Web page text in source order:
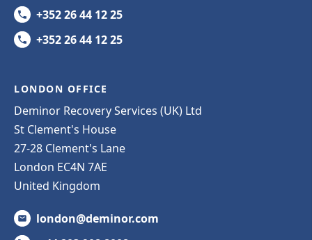
+352 26 44 12 25
+352 26 44 12 25
LONDON OFFICE
Deminor Recovery Services (UK) Ltd
St Clement's House
27-28 Clement's Lane
London EC4N 7AE
United Kingdom
london@deminor.com